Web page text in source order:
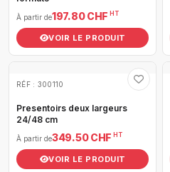
À partir de197.80 CHF HT
VOIR LE PRODUIT
RÉF : 300110
Presentoirs deux largeurs
24/48 cm
À partir de349.50 CHF HT
VOIR LE PRODUIT